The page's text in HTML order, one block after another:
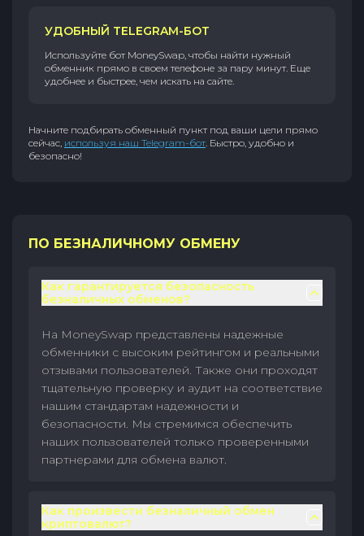
УДОБНЫЙ TELEGRAM-БОТ
Используйте бот MoneySwap, чтобы найти нужный
обменник прямо в своем телефоне за пару минут. Еще
удобнее и быстрее, чем искать на сайте.
Начните подбирать обменный пункт под ваши цели прямо
сейчас, используя наш Telegram-бот. Быстро, удобно и
безопасно!
ПО БЕЗНАЛИЧНОМУ ОБМЕНУ
Как гарантируется безопасность
безналичных обменов?
На MoneySwap представлены надежные
обменники с высоким рейтингом и реальными
отзывами пользователей. Также они проходят
тщательную проверку и аудит на соответствие
нашим стандартам надежности и
безопасности. Мы стремимся обеспечить
наших пользователей только проверенными
партнерами для обмена валют.
Как произвести безналичный обмен
криптовалют?